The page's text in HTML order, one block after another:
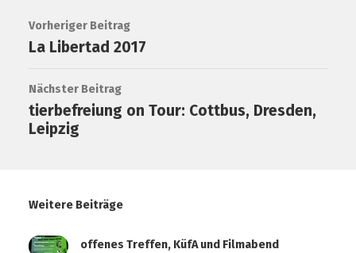
Vorheriger Beitrag
La Libertad 2017
Nächster Beitrag
tierbefreiung on Tour: Cottbus, Dresden,
Leipzig
Weitere Beiträge
offenes Treffen, KüfA und Filmabend